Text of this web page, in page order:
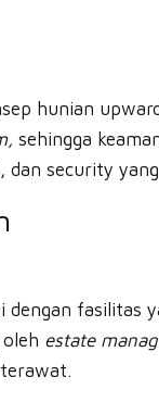
hunian
sehingga
dan security
fasilitas
estate